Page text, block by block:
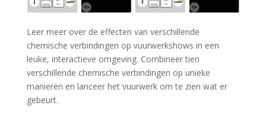
Leer meer over de effecten van verschillende
chemische verbindingen op vuurwerkshows in een
leuke, interactieve omgeving. Combineer tien
verschillende chemische verbindingen op unieke
manieren en lanceer het vuurwerk om te zien wat er
gebeurt.